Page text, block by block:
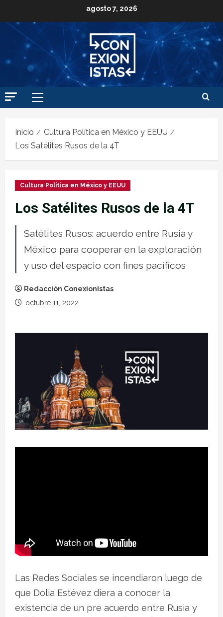
agosto 7, 2026
Inicio
Cultura Política en México y EEUU
Los Satélites Rusos de la 4T
Cultura Política en México y EEUU
Los Satélites Rusos de la 4T
Satélites Rusos: acuerdo entre Rusia y
México para cooperar en la exploración
y uso del espacio con fines pacíficos
Redacción Conexionistas
octubre 11, 2022
Las Redes Sociales se incendiaron luego de
que Dolia Estévez diera a conocer la
existencia de un pre acuerdo entre Rusia y